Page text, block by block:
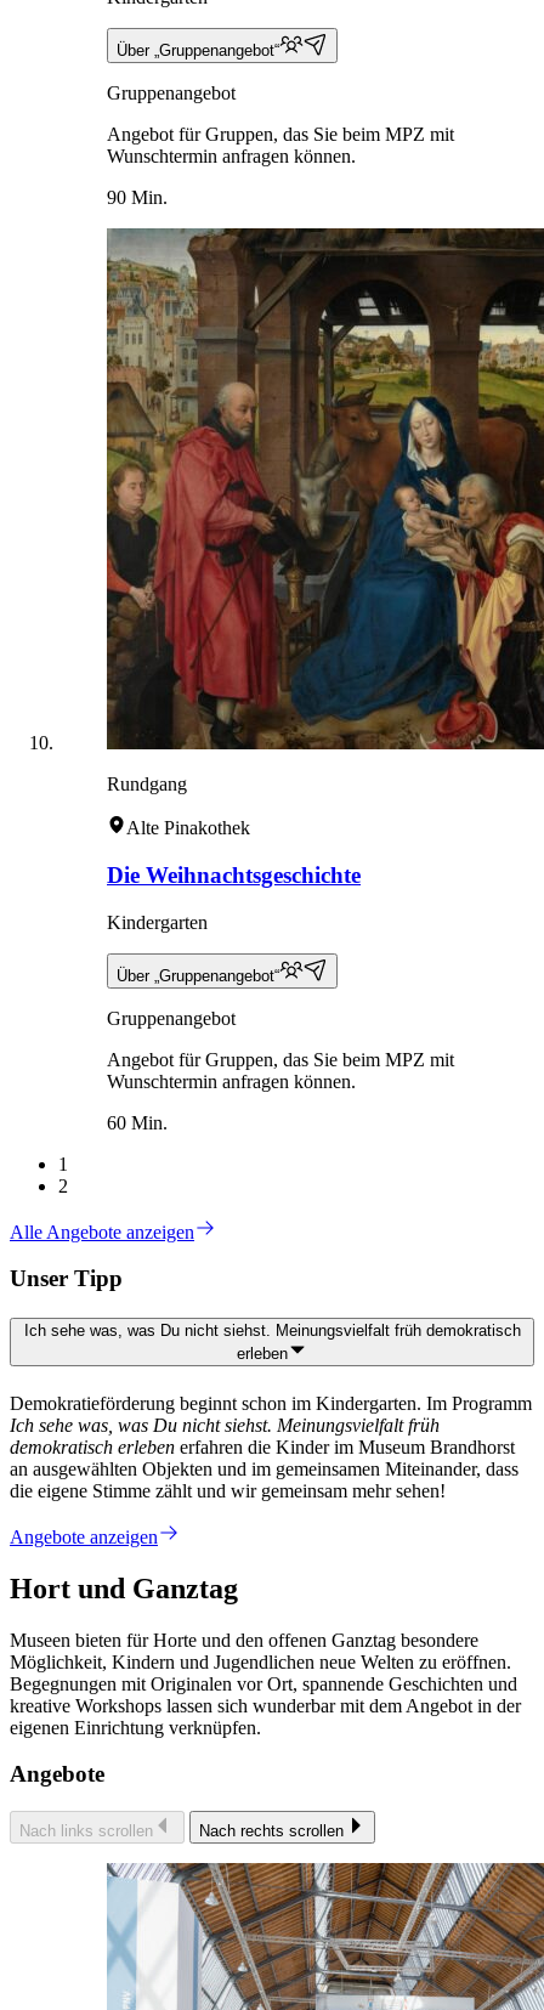
Über „Gruppenangebot“
Gruppenangebot
Angebot für Gruppen, das Sie beim MPZ mit
Wunschtermin anfragen können.
90 Min.
Rundgang
Alte Pinakothek
Die Weihnachtsgeschichte
Kindergarten
Über „Gruppenangebot“
Gruppenangebot
Angebot für Gruppen, das Sie beim MPZ mit
Wunschtermin anfragen können.
60 Min.
1
2
Alle Angebote anzeigen
Unser Tipp
Ich sehe was, was Du nicht siehst. Meinungsvielfalt früh demokratisch
erleben
Demokratieförderung beginnt schon im Kindergarten. Im Programm
Ich sehe was, was Du nicht siehst. Meinungsvielfalt früh
demokratisch erleben erfahren die Kinder im Museum Brandhorst
an ausgewählten Objekten und im gemeinsamen Miteinander, dass
die eigene Stimme zählt und wir gemeinsam mehr sehen!
Angebote anzeigen
Hort und Ganztag
Museen bieten für Horte und den offenen Ganztag besondere
Möglichkeit, Kindern und Jugendlichen neue Welten zu eröffnen.
Begegnungen mit Originalen vor Ort, spannende Geschichten und
kreative Workshops lassen sich wunderbar mit dem Angebot in der
eigenen Einrichtung verknüpfen.
Angebote
Nach links scrollen Nach rechts scrollen